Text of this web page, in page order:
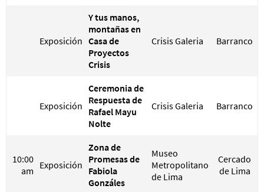
Exposición
Y tus manos,
montañas en
Casa de
Proyectos
Crisis
Crisis Galeria Barranco
Exposición
Ceremonia de
Respuesta de
Rafael Mayu
Nolte
Crisis Galeria Barranco
10:00
am Exposición
Zona de
Promesas de
Fabiola
Gonzáles
Museo
Metropolitano
de Lima
Cercado
de Lima